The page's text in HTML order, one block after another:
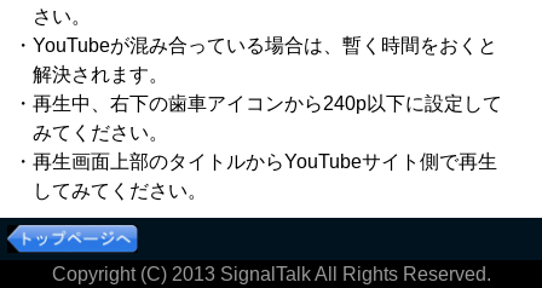
さい。
・YouTubeが混み合っている場合は、暫く時間をおくと
解決されます。
・再生中、右下の歯車アイコンから240p以下に設定して
みてください。
・再生画面上部のタイトルからYouTubeサイト側で再生
してみてください。
Copyright (C) 2013 SignalTalk All Rights Reserved.